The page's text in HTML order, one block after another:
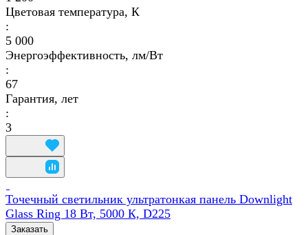
Цветовая температура, К
:
5 000
Энергоэффективность, лм/Вт
:
67
Гарантия, лет
:
3
Точечный светильник ультратонкая панель Downlight
Glass Ring 18 Вт, 5000 К, D225
Заказать